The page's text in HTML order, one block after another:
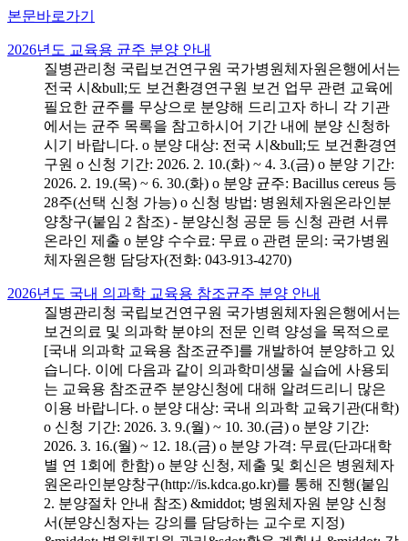
본문바로가기
2026년도 교육용 균주 분양 안내
질병관리청 국립보건연구원 국가병원체자원은행에서는
전국 시&bull;도 보건환경연구원 보건 업무 관련 교육에
필요한 균주를 무상으로 분양해 드리고자 하니 각 기관
에서는 균주 목록을 참고하시어 기간 내에 분양 신청하
시기 바랍니다. o 분양 대상: 전국 시&bull;도 보건환경연
구원 o 신청 기간: 2026. 2. 10.(화) ~ 4. 3.(금) o 분양 기간:
2026. 2. 19.(목) ~ 6. 30.(화) o 분양 균주: Bacillus cereus 등
28주(선택 신청 가능) o 신청 방법: 병원체자원온라인분
양창구(붙임 2 참조) - 분양신청 공문 등 신청 관련 서류
온라인 제출 o 분양 수수료: 무료 o 관련 문의: 국가병원
체자원은행 담당자(전화: 043-913-4270)
2026년도 국내 의과학 교육용 참조균주 분양 안내
질병관리청 국립보건연구원 국가병원체자원은행에서는
보건의료 및 의과학 분야의 전문 인력 양성을 목적으로
[국내 의과학 교육용 참조균주]를 개발하여 분양하고 있
습니다. 이에 다음과 같이 의과학미생물 실습에 사용되
는 교육용 참조균주 분양신청에 대해 알려드리니 많은
이용 바랍니다. o 분양 대상: 국내 의과학 교육기관(대학)
o 신청 기간: 2026. 3. 9.(월) ~ 10. 30.(금) o 분양 기간:
2026. 3. 16.(월) ~ 12. 18.(금) o 분양 가격: 무료(단과대학
별 연 1회에 한함) o 분양 신청, 제출 및 회신은 병원체자
원온라인분양창구(http://is.kdca.go.kr)를 통해 진행(붙임
2. 분양절차 안내 참조) &middot; 병원체자원 분양 신청
서(분양신청자는 강의를 담당하는 교수로 지정)